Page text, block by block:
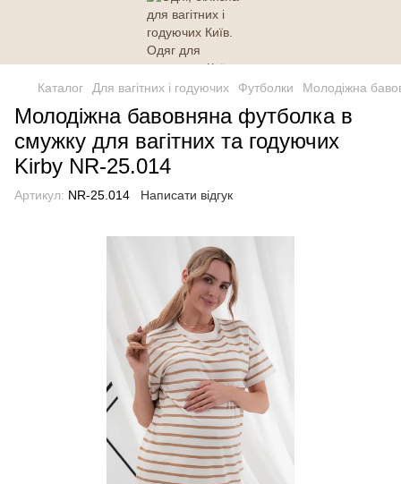
Каталог Для вагітних і годуючих Футболки Молодіжна
Молодіжна бавовняна футболка в
смужку для вагітних та годуючих
Kirby NR-25.014
Артикул: NR-25.014 Написати відгук